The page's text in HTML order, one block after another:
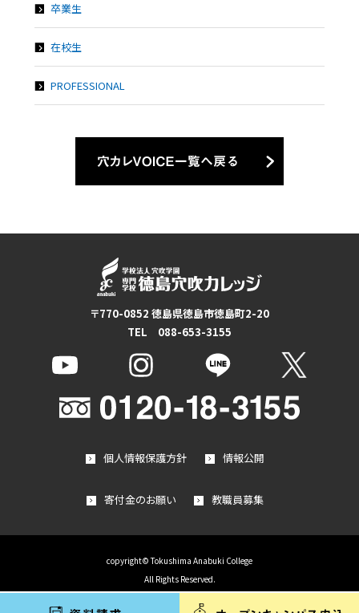
卒業生
在校生
PROFESSIONAL
〒770-0852 徳島県徳島市徳島町2-20
TEL 088-653-3155
個人情報保護方針 情報公開
寄付金のお願い 教職員募集
copyright© Tokushima Anabuki College
All Rights Reserved.